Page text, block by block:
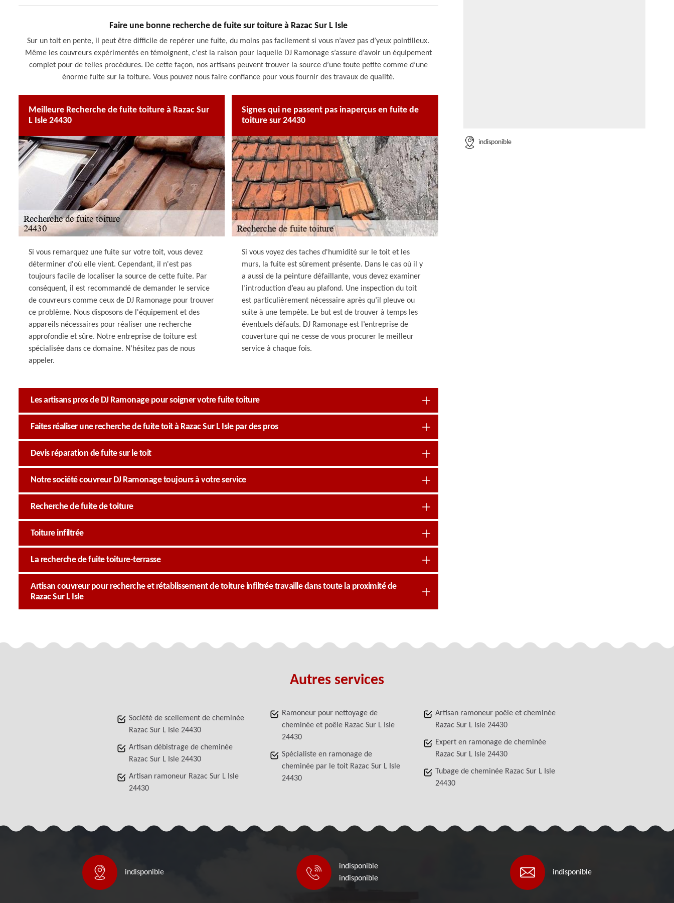
Faire une bonne recherche de fuite sur toiture à Razac Sur L Isle
Sur un toit en pente, il peut être difficile de repérer une fuite, du moins pas facilement si vous n’avez pas d’yeux pointilleux.
Même les couvreurs expérimentés en témoignent, c'est la raison pour laquelle DJ Ramonage s’assure d’avoir un équipement
complet pour de telles procédures. De cette façon, nos artisans peuvent trouver la source d’une toute petite comme d’une
énorme fuite sur la toiture. Vous pouvez nous faire confiance pour vous fournir des travaux de qualité.
Meilleure Recherche de fuite toiture à Razac Sur
L Isle 24430
Si vous remarquez une fuite sur votre toit, vous devez
déterminer d'où elle vient. Cependant, il n'est pas
toujours facile de localiser la source de cette fuite. Par
conséquent, il est recommandé de demander le service
de couvreurs comme ceux de DJ Ramonage pour trouver
ce problème. Nous disposons de l'équipement et des
appareils nécessaires pour réaliser une recherche
approfondie et sûre. Notre entreprise de toiture est
spécialisée dans ce domaine. N’hésitez pas de nous
appeler.
Signes qui ne passent pas inaperçus en fuite de
toiture sur 24430
Si vous voyez des taches d'humidité sur le toit et les
murs, la fuite est sûrement présente. Dans le cas où il y
a aussi de la peinture défaillante, vous devez examiner
l’introduction d’eau au plafond. Une inspection du toit
est particulièrement nécessaire après qu’il pleuve ou
suite à une tempête. Le but est de trouver à temps les
éventuels défauts. DJ Ramonage est l’entreprise de
couverture qui ne cesse de vous procurer le meilleur
service à chaque fois.
Les artisans pros de DJ Ramonage pour soigner votre fuite toiture
Faites réaliser une recherche de fuite toit à Razac Sur L Isle par des pros
Devis réparation de fuite sur le toit
Notre société couvreur DJ Ramonage toujours à votre service
Recherche de fuite de toiture
Toiture infiltrée
La recherche de fuite toiture-terrasse
Artisan couvreur pour recherche et rétablissement de toiture infiltrée travaille dans toute la proximité de
Razac Sur L Isle
indisponible
Autres services
Société de scellement de cheminée
Razac Sur L Isle 24430
Artisan débistrage de cheminée
Razac Sur L Isle 24430
Artisan ramoneur Razac Sur L Isle
24430
Ramoneur pour nettoyage de
cheminée et poêle Razac Sur L Isle
24430
Spécialiste en ramonage de
cheminée par le toit Razac Sur L Isle
24430
Artisan ramoneur poêle et cheminée
Razac Sur L Isle 24430
Expert en ramonage de cheminée
Razac Sur L Isle 24430
Tubage de cheminée Razac Sur L Isle
24430
indisponible
indisponible
indisponible
indisponible